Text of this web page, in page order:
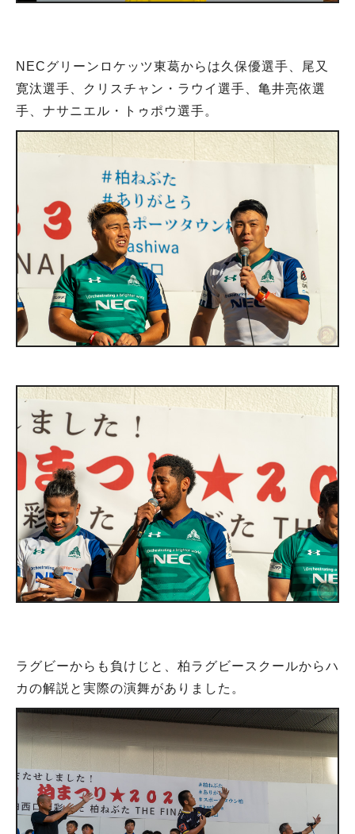
NECグリーンロケッツ東葛からは久保優選手、尾又
寛汰選手、クリスチャン・ラウイ選手、亀井亮依選
手、ナサニエル・トゥポウ選手。
ラグビーからも負けじと、柏ラグビースクールからハ
カの解説と実際の演舞がありました。